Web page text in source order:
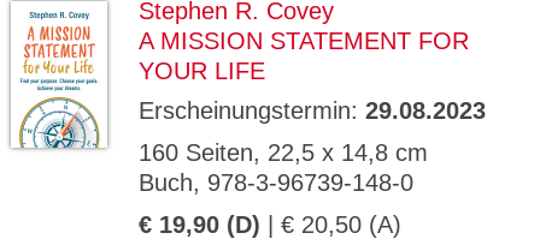
Stephen R. Covey
A MISSION STATEMENT FOR
YOUR LIFE
Erscheinungstermin: 29.08.2023
160 Seiten, 22,5 x 14,8 cm
Buch, 978-3-96739-148-0
€ 19,90 (D) | € 20,50 (A)